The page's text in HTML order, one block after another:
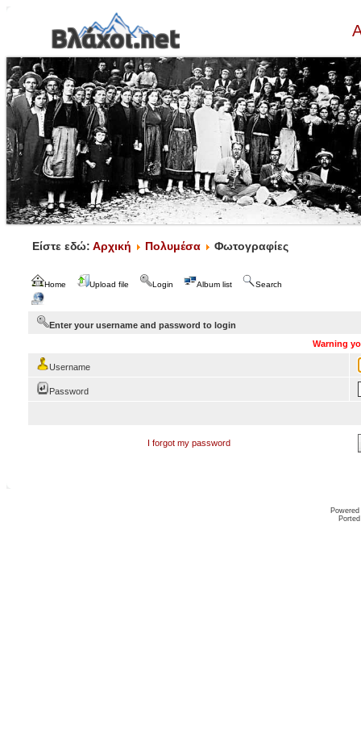
Είστε εδώ: Αρχική Πολυμέσα Φωτογραφίες
Home Upload file Login Album list Search
Enter your username and password to login
Warning
Username
Password
I forgot my password